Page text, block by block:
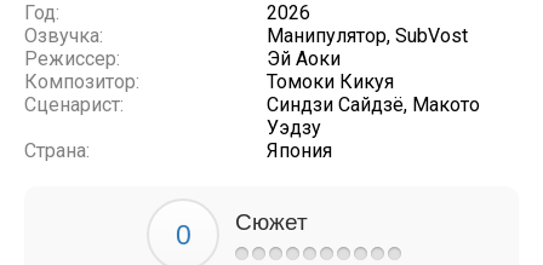
Год:
2026
Озвучка:
Манипулятор, SubVost
Режиссер:
Эй Аоки
Композитор:
Томоки Кикуя
Сценарист:
Синдзи Сайдзё, Макото
Уэдзу
Страна:
Япония
Сюжет